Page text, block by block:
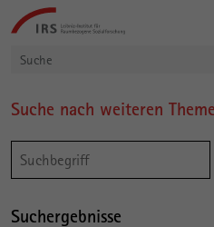
Gehe
direkt
Leibniz-
Institut
Suche
Suche nach weiteren
Suchergebnisse